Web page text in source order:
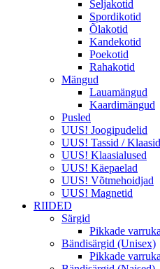
Seljakotid
Spordikotid
Õlakotid
Kandekotid
Poekotid
Rahakotid
Mängud
Lauamängud
Kaardimängud
Pusled
UUS! Joogipudelid
UUS! Tassid / Klaasid
UUS! Klaasialused
UUS! Käepaelad
UUS! Võtmehoidjad
UUS! Magnetid
RIIDED
Särgid
Pikkade
Bändisärgid (Unisex)
Pikkade